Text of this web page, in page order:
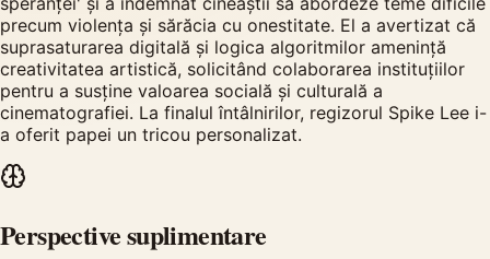
precum violența și sărăcia cu onestitate. El a avertizat că
suprasaturarea digitală și logica algoritmilor amenință
creativitatea artistică, solicitând colaborarea instituțiilor
pentru a susține valoarea socială și culturală a
cinematografiei. La finalul întâlnirilor, regizorul Spike Lee i-
a oferit papei un tricou personalizat.
Perspective suplimentare